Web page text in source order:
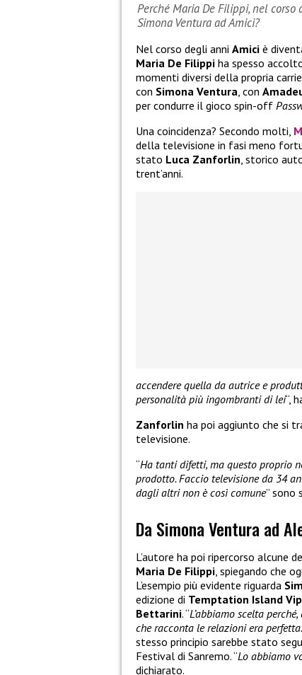
Perché Maria De Filippi, nel corso
Simona Ventura ad Amici?
Nel corso degli anni Amici è
Maria De Filippi ha spesso
momenti diversi della propria
con Simona Ventura, con
per condurre il gioco spin-off
Una coincidenza? Secondo molti,
della televisione in fasi meno
stato Luca Zanforlin, storico
trent’anni.
accendere quella da autrice e
personalità più ingombranti di lei“,
Zanforlin ha poi aggiunto che si
televisione.
“Ha tanti difetti, ma questo proprio
prodotto. Faccio televisione da 34
dagli altri non è così comune” sono
Da Simona Ventura ad
L’autore ha poi ripercorso alcune
Maria De Filippi, spiegando che
L’esempio più evidente riguarda
edizione di Temptation Island Vip
Bettarini. “L’abbiamo scelta
che racconta le relazioni era
stesso principio sarebbe stato
Festival di Sanremo. “Lo abbiamo
dichiarato.